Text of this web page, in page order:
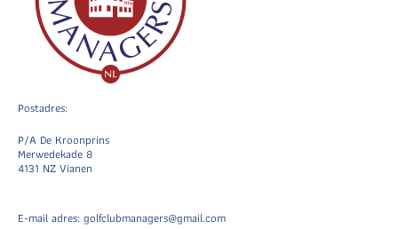
Postadres:
P/A De Kroonprins
Merwedekade 8
4131 NZ Vianen
E-mail adres: golfclubmanagers@gmail.com